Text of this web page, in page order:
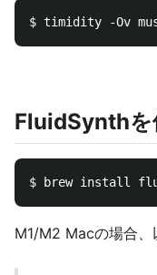
FluidSynthを
M1/M2 Macの場合、